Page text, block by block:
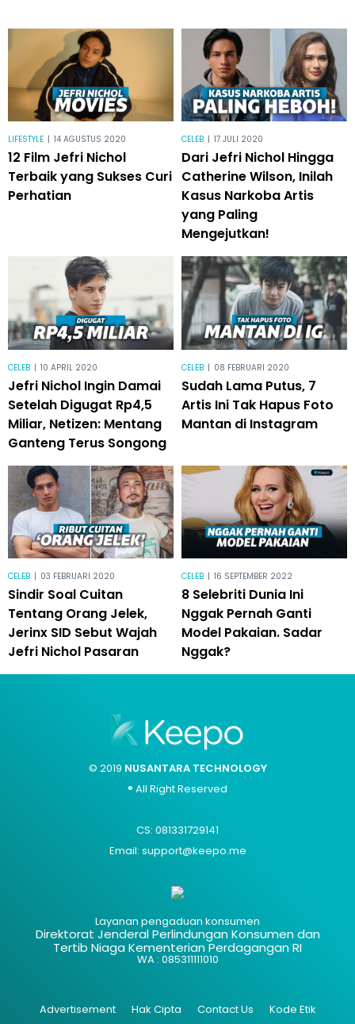
LIFESTYLE | 14 AGUSTUS 2020
12 Film Jefri Nichol
Terbaik yang Sukses Curi
Perhatian
CELEB | 17 JULI 2020
Dari Jefri Nichol Hingga
Catherine Wilson, Inilah
Kasus Narkoba Artis
yang Paling
Mengejutkan!
CELEB | 10 APRIL 2020
Jefri Nichol Ingin Damai
Setelah Digugat Rp4,5
Miliar, Netizen: Mentang
Ganteng Terus Songong
CELEB | 08 FEBRUARI 2020
Sudah Lama Putus, 7
Artis Ini Tak Hapus Foto
Mantan di Instagram
CELEB | 03 FEBRUARI 2020
Sindir Soal Cuitan
Tentang Orang Jelek,
Jerinx SID Sebut Wajah
Jefri Nichol Pasaran
CELEB | 16 SEPTEMBER 2022
8 Selebriti Dunia Ini
Nggak Pernah Ganti
Model Pakaian. Sadar
Nggak?
© 2019 NUSANTARA TECHNOLOGY
® All Right Reserved
CS: 081331729141
Email: support@keepo.me
Layanan pengaduan konsumen
Direktorat Jenderal Perlindungan Konsumen dan
Tertib Niaga Kementerian Perdagangan RI
WA : 085311111010
Advertisement Hak Cipta Contact Us
Kode Etik